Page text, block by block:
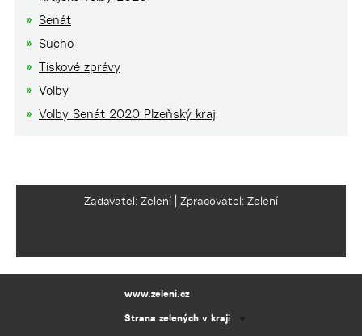
Senát
Sucho
Tiskové zprávy
Volby
Volby Senát 2020 Plzeňský kraj
Zadavatel: Zelení | Zpracovatel: Zelení
www.zeleni.cz
Strana zelených v kraji
▼